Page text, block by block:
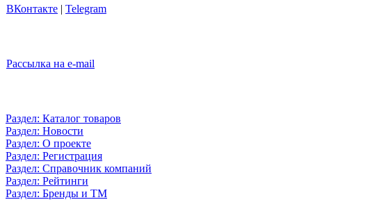
ВКонтакте | Telegram
Рассылка на e-mail
Раздел: Каталог товаров
Раздел: Новости
Раздел: О проекте
Раздел: Регистрация
Раздел: Справочник компаний
Раздел: Рейтинги
Раздел: Бренды и ТМ